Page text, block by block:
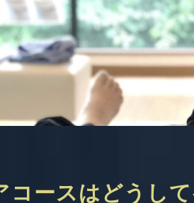
コースはどうし